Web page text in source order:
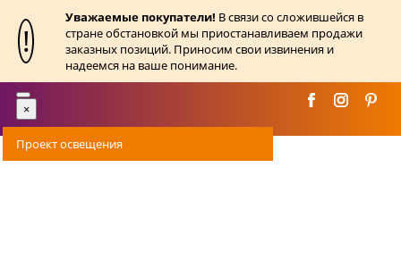
!
Уважаемые покупатели! В связи со сложившейся в
стране обстановкой мы приостанавливаем продажи
заказных позиций. Приносим свои извинения и
надеемся на ваше понимание.
Toggle
navigation
×
Проект освещения